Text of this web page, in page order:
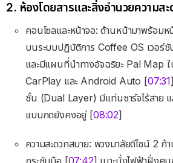
2. ห้องโดยสารและสิ่งอำนวยความสะ
คอนโซลและหน้าจอ: ด้านหน้ามาพร้อม
บนระบบปฏิบัติการ Coffee OS เวอร์
และมีแผนที่นำทางอัจฉริยะ Pal Map
CarPlay และ Android Auto [07:31
ชั้น (Dual Layer) มีแท่นชาร์จไร้สาย
แบบกดยังคงอยู่ [08:02]
ความสะดวกสบาย: พวงมาลัยดีไซน์ 2 ก้
กระชับมือ [07:42] เบาะนั่งไฟฟ้าฝั่งค